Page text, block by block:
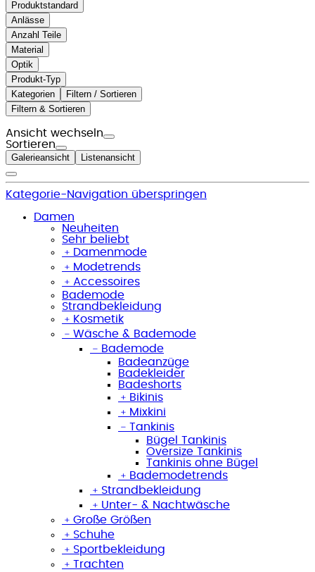
Produktstandard
Anlässe
Anzahl Teile
Material
Optik
Produkt-Typ
Kategorien
Filtern / Sortieren
Filtern & Sortieren
Ansicht wechseln
Sortieren
Galerieansicht Listenansicht
Kategorie-Navigation überspringen
Damen
Neuheiten
Sehr beliebt
﹢ Damenmode
﹢ Modetrends
﹢ Accessoires
Bademode
Strandbekleidung
﹢ Kosmetik
﹣ Wäsche & Bademode
﹣ Bademode
Badeanzüge
Badekleider
Badeshorts
﹢ Bikinis
﹢ Mixkini
﹣ Tankinis
Bügel Tankinis
Oversize Tankinis
Tankinis ohne Bügel
﹢ Bademodetrends
﹢ Strandbekleidung
﹢ Unter- & Nachtwäsche
﹢ Große Größen
﹢ Schuhe
﹢ Sportbekleidung
﹢ Trachten